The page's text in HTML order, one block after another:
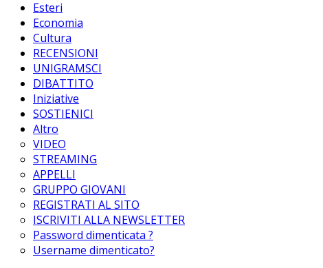
Esteri
Economia
Cultura
RECENSIONI
UNIGRAMSCI
DIBATTITO
Iniziative
SOSTIENICI
Altro
VIDEO
STREAMING
APPELLI
GRUPPO GIOVANI
REGISTRATI AL SITO
ISCRIVITI ALLA NEWSLETTER
Password dimenticata ?
Username dimenticato?